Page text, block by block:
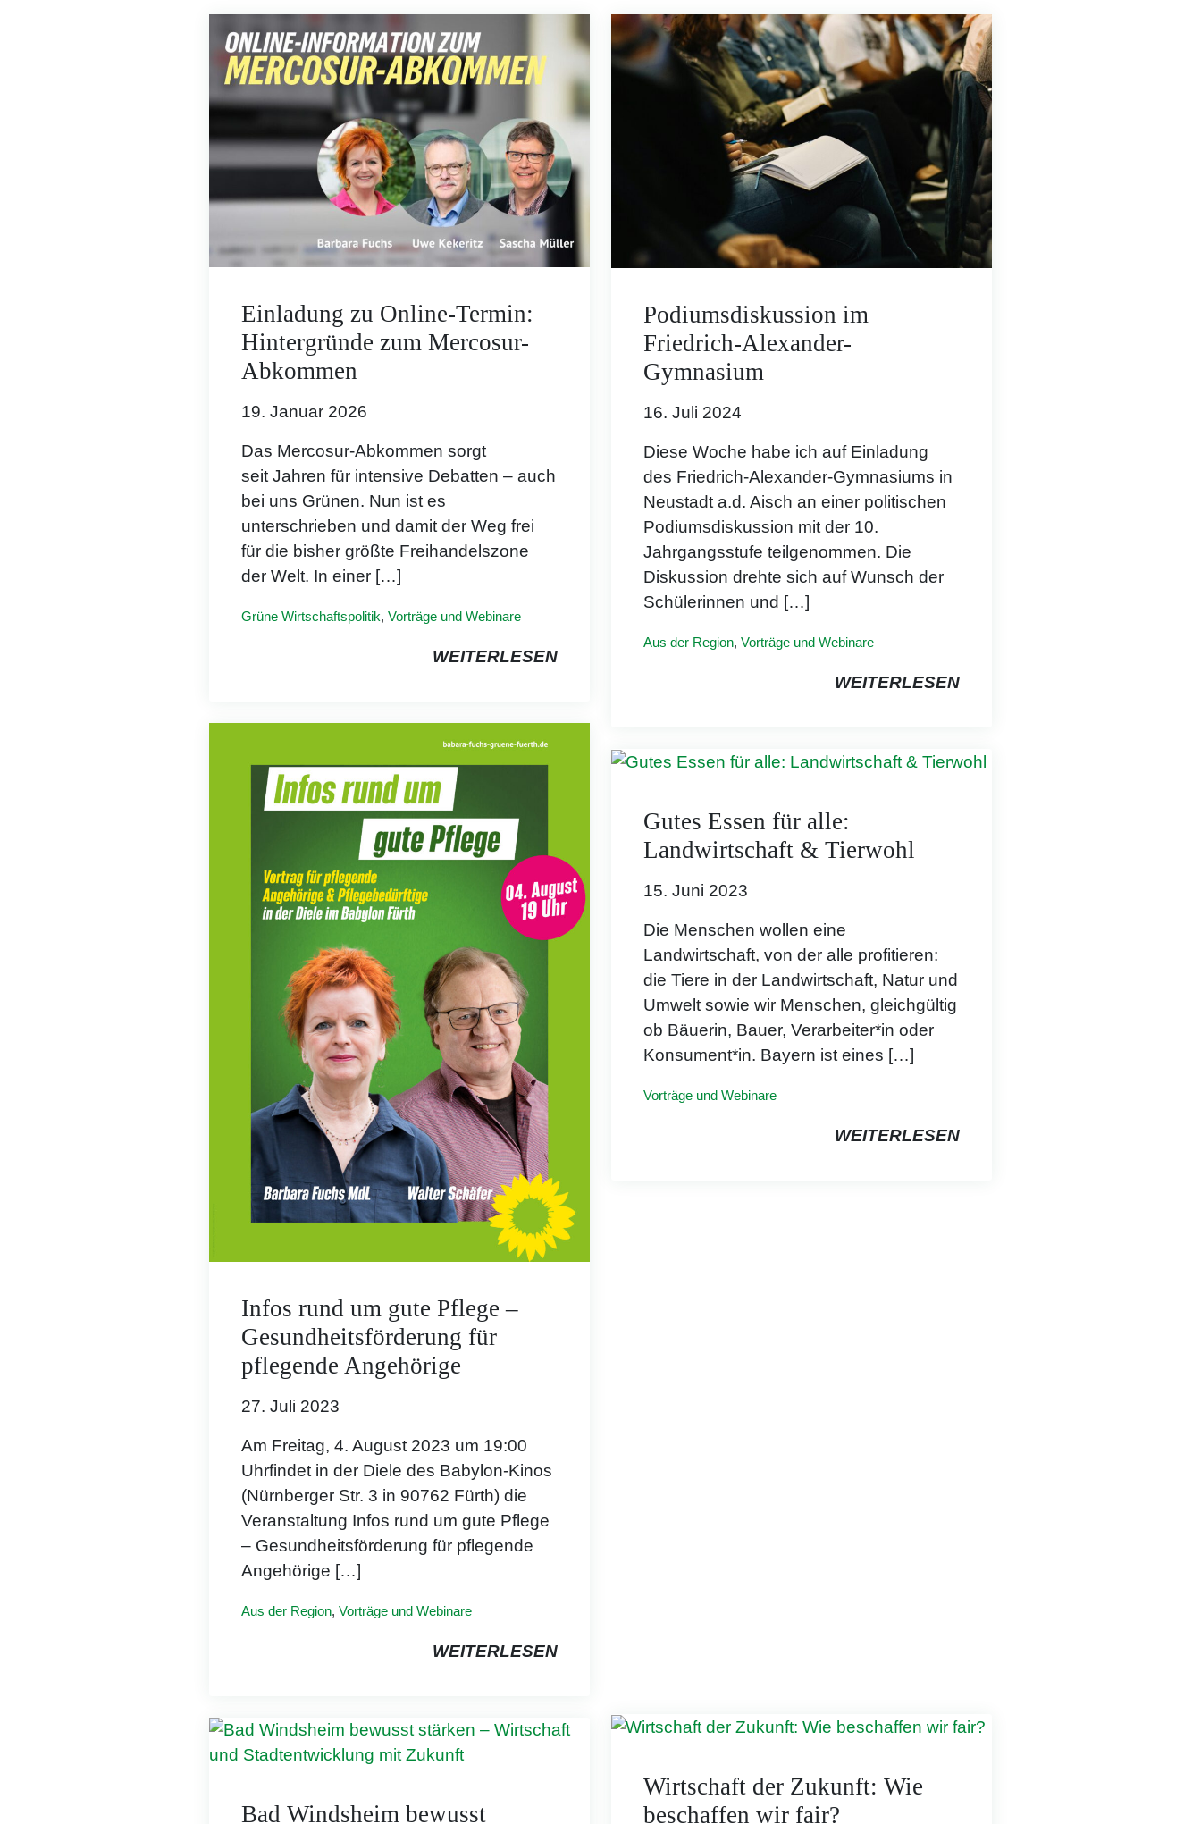
Einladung zu Online-Termin:
Hintergründe zum Mercosur-
Abkommen
19. Januar 2026
Das Mercosur-Abkommen sorgt
seit Jahren für intensive Debatten – auch
bei uns Grünen. Nun ist es
unterschrieben und damit der Weg frei
für die bisher größte Freihandelszone
der Welt. In einer […]
Grüne Wirtschaftspolitik, Vorträge und Webinare
WEITERLESEN
Podiumsdiskussion im
Friedrich-Alexander-
Gymnasium
16. Juli 2024
Diese Woche habe ich auf Einladung
des Friedrich-Alexander-Gymnasiums in
Neustadt a.d. Aisch an einer politischen
Podiumsdiskussion mit der 10.
Jahrgangsstufe teilgenommen. Die
Diskussion drehte sich auf Wunsch der
Schülerinnen und […]
Aus der Region, Vorträge und Webinare
WEITERLESEN
Infos rund um gute Pflege –
Gesundheitsförderung für
pflegende Angehörige
27. Juli 2023
Am Freitag, 4. August 2023 um 19:00
Uhrfindet in der Diele des Babylon-Kinos
(Nürnberger Str. 3 in 90762 Fürth) die
Veranstaltung Infos rund um gute Pflege
– Gesundheitsförderung für pflegende
Angehörige […]
Aus der Region, Vorträge und Webinare
WEITERLESEN
Gutes Essen für alle:
Landwirtschaft & Tierwohl
15. Juni 2023
Die Menschen wollen eine
Landwirtschaft, von der alle profitieren:
die Tiere in der Landwirtschaft, Natur und
Umwelt sowie wir Menschen, gleichgültig
ob Bäuerin, Bauer, Verarbeiter*in oder
Konsument*in. Bayern ist eines […]
Vorträge und Webinare
WEITERLESEN
Wirtschaft der Zukunft: Wie
beschaffen wir fair?
Bad Windsheim bewusst